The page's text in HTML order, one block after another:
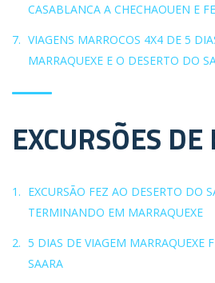
CASABLANCA A CHECHAOUEN E
VIAGENS MARROCOS 4X4 DE 5
MARRAQUEXE E O DESERTO DO
EXCURSÕES DE
EXCURSÃO FEZ AO DESERTO DO
TERMINANDO EM MARRAQUEXE
5 DIAS DE VIAGEM MARRAQUEXE
SAARA